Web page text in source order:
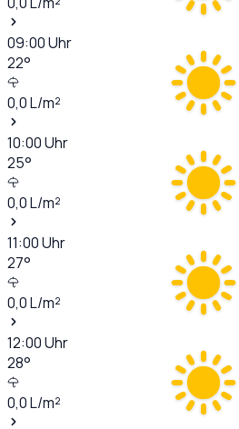
09:00Uhr
22°
0,0L/m²
10:00Uhr
25°
0,0L/m²
11:00Uhr
27°
0,0L/m²
12:00Uhr
28°
0,0L/m²